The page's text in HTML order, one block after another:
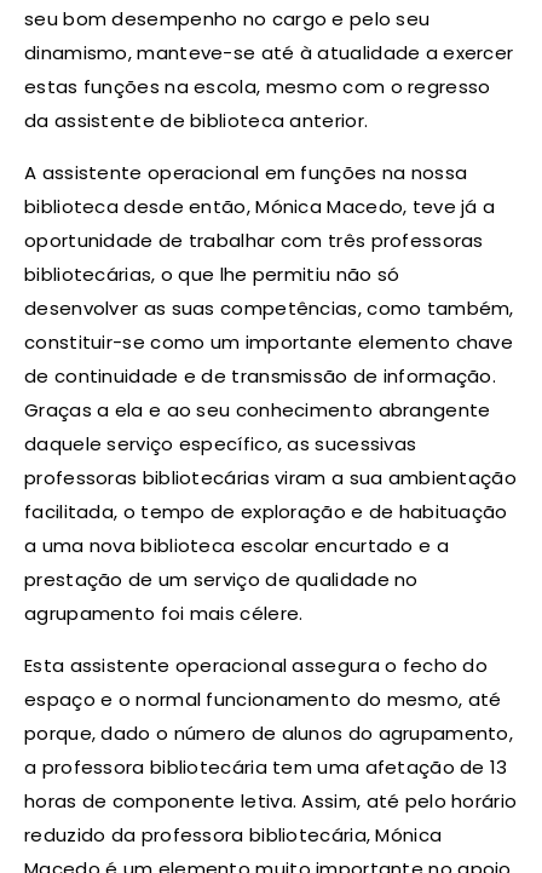
seu bom desempenho no cargo e pelo seu
dinamismo, manteve-se até à atualidade a exercer
estas funções na escola, mesmo com o regresso
da assistente de biblioteca anterior.
A assistente operacional em funções na nossa
biblioteca desde então, Mónica Macedo, teve já a
oportunidade de trabalhar com três professoras
bibliotecárias, o que lhe permitiu não só
desenvolver as suas competências, como também,
constituir-se como um importante elemento chave
de continuidade e de transmissão de informação.
Graças a ela e ao seu conhecimento abrangente
daquele serviço específico, as sucessivas
professoras bibliotecárias viram a sua ambientação
facilitada, o tempo de exploração e de habituação
a uma nova biblioteca escolar encurtado e a
prestação de um serviço de qualidade no
agrupamento foi mais célere.
Esta assistente operacional assegura o fecho do
espaço e o normal funcionamento do mesmo, até
porque, dado o número de alunos do agrupamento,
a professora bibliotecária tem uma afetação de 13
horas de componente letiva. Assim, até pelo horário
reduzido da professora bibliotecária, Mónica